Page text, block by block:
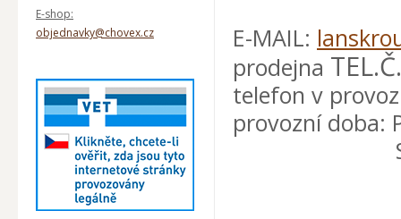
E-shop:
objednavky@chovex.cz
E-MAIL:
prodejna
telefon v
provozní doba:
SO 8-